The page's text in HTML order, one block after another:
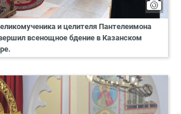
и целителя Пантелеимона
всенощное бдение в Казанском